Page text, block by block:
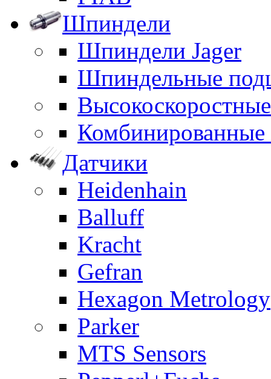
Шпиндели
Шпиндели Jager
Шпиндельные
Датчики
Heidenhain
Balluff
Kracht
Gefran
Hexagon Metrology
Parker
MTS Sensors